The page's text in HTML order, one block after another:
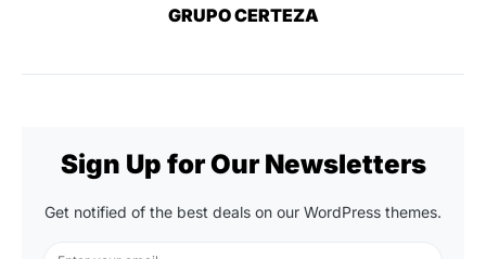
GRUPO CERTEZA
Sign Up for Our Newsletters
Get notified of the best deals on our WordPress themes.